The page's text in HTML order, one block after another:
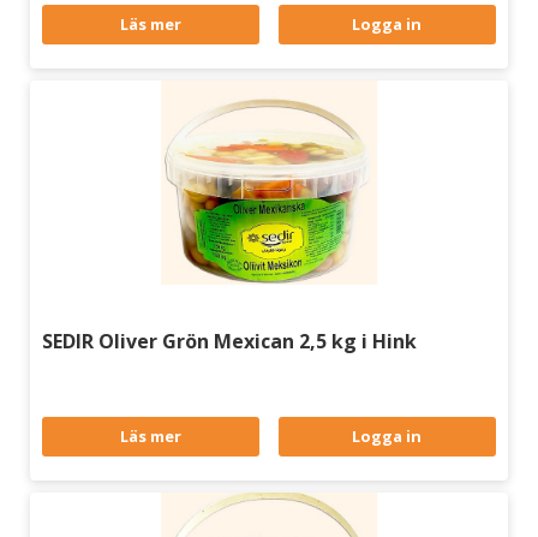
Läs mer Logga in
SEDIR Oliver Grön Mexican 2,5 kg i Hink
Läs mer Logga in